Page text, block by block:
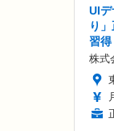
UIデ
り
習得
株式